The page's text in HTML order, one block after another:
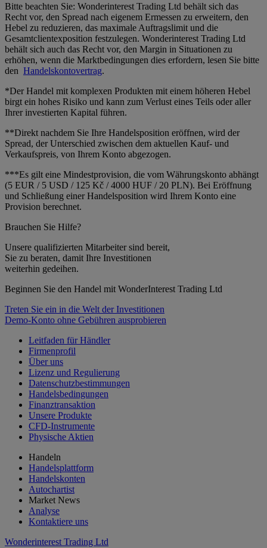
Bitte beachten Sie: Wonderinterest Trading Ltd behält sich das
Recht vor, den Spread nach eigenem Ermessen zu erweitern, den
Hebel zu reduzieren, das maximale Auftragslimit und die
Gesamtclientexposition festzulegen. Wonderinterest Trading Ltd
behält sich auch das Recht vor, den Margin in Situationen zu
erhöhen, wenn die Marktbedingungen dies erfordern, lesen Sie bitte
den Handelskontovertrag.
*Der Handel mit komplexen Produkten mit einem höheren Hebel
birgt ein hohes Risiko und kann zum Verlust eines Teils oder aller
Ihrer investierten Kapital führen.
**Direkt nachdem Sie Ihre Handelsposition eröffnen, wird der
Spread, der Unterschied zwischen dem aktuellen Kauf- und
Verkaufspreis, von Ihrem Konto abgezogen.
***Es gilt eine Mindestprovision, die vom Währungskonto abhängt
(5 EUR / 5 USD / 125 Kč / 4000 HUF / 20 PLN). Bei Eröffnung
und Schließung einer Handelsposition wird Ihrem Konto eine
Provision berechnet.
Brauchen Sie Hilfe?
Unsere qualifizierten Mitarbeiter sind bereit,
Sie zu beraten, damit Ihre Investitionen
weiterhin gedeihen.
Beginnen Sie den Handel mit WonderInterest Trading Ltd
Treten Sie ein in die Welt der Investitionen
Demo-Konto ohne Gebühren ausprobieren
Leitfaden für Händler
Firmenprofil
Über uns
Lizenz und Regulierung
Datenschutzbestimmungen
Handelsbedingungen
Finanztransaktion
Unsere Produkte
CFD-Instrumente
Physische Aktien
Handeln
Handelsplattform
Handelskonten
Autochartist
Market News
Analyse
Kontaktiere uns
Wonderinterest Trading Ltd